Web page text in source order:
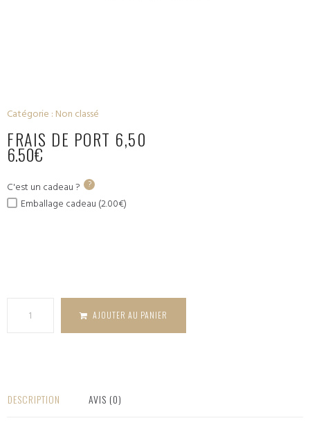
Catégorie : Non classé
FRAIS DE PORT 6,50
6.50€
C'est un cadeau ? ?
Emballage cadeau (2.00€)
AJOUTER AU PANIER
DESCRIPTION AVIS (0)